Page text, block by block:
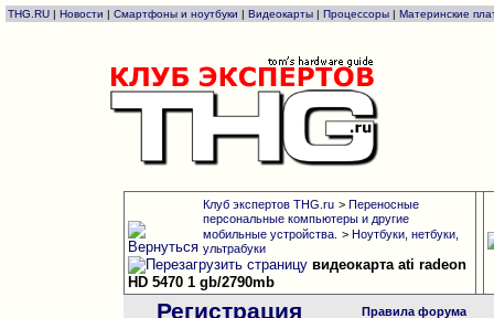
THG.RU | Новости | Смартфоны и ноутбуки | Видеокарты | Процессоры | Материнские
Клуб экспертов THG.ru > Переносные
персональные компьютеры и другие
мобильные устройства. > Ноутбуки, нетбуки,
ультрабуки
видеокарта ati radeon
HD 5470 1 gb/2790mb
Регистрация Правила форума